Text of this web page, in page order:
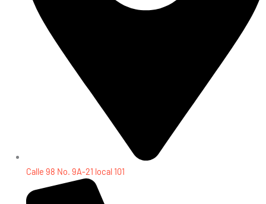
Calle 98 No. 9A-21 local 101